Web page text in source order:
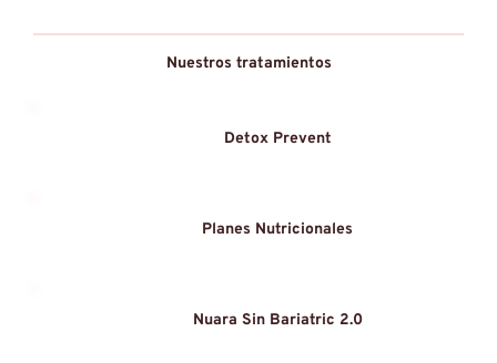
Nuestros tratamientos
Detox Prevent
Planes Nutricionales
Nuara Sin Bariatric 2.0